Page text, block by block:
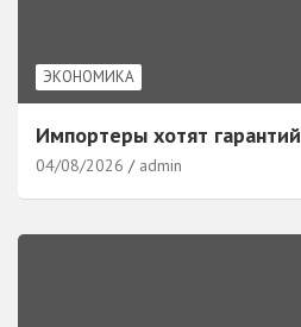
ЭКОНОМИКА
Импортеры хотят гарантий
04/08/2026 admin